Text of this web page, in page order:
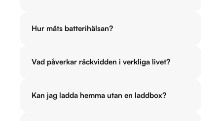
Hur mäts batterihälsan?
Vad påverkar räckvidden i verkliga livet?
Kan jag ladda hemma utan en laddbox?